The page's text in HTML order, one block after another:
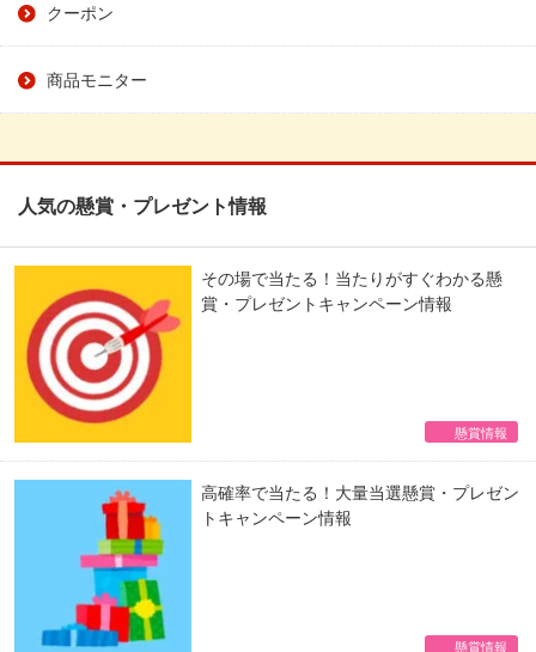
クーポン
商品モニター
人気の懸賞・プレゼント情報
その場で当たる！当たりがすぐわかる懸
賞・プレゼントキャンペーン情報
懸賞情報
高確率で当たる！大量当選懸賞・プレゼン
トキャンペーン情報
懸賞情報